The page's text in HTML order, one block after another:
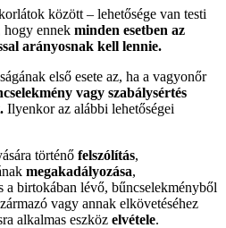
között – lehetősége van testi
hogy ennek minden esetben az
arányosnak kell lennie.
első esete az, ha a vagyonőr
vagy szabálysértés
Ilyenkor az alábbi lehetőségei
történő felszólítás,
megakadályozása,
a birtokában lévő, bűncselekményből
vagy annak elkövetéséhez
alkalmas eszköz elvétele.